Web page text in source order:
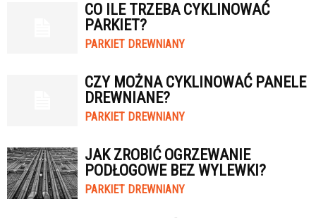
CO ILE TRZEBA CYKLINOWAĆ
PARKIET?
PARKIET DREWNIANY
CZY MOŻNA CYKLINOWAĆ PANELE
DREWNIANE?
PARKIET DREWNIANY
JAK ZROBIĆ OGRZEWANIE
PODŁOGOWE BEZ WYLEWKI?
PARKIET DREWNIANY